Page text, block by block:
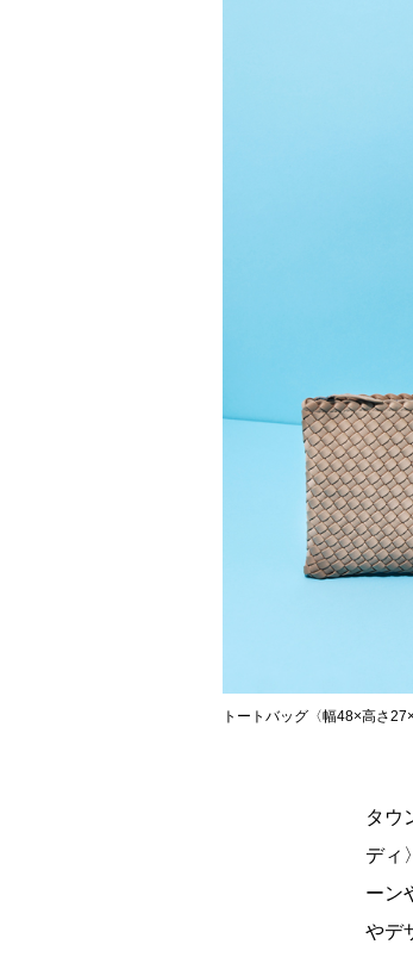
トートバッグ〈幅48×高さ
タウ
ディ
ーン
やデ